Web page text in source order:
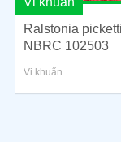
Ralstonia
NBRC 102503
Vi khuẩn